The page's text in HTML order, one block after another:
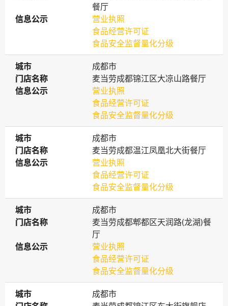
餐厅
信息公示
信息公示
营业执照
食品经营许可证
食品安全监督量化分级
城市
城市
成都市
门店名称
门店名称
麦当劳成都锦江区大凉山路餐厅
信息公示
信息公示
营业执照
食品经营许可证
食品安全监督量化分级
城市
城市
成都市
门店名称
门店名称
麦当劳成都温江凤凰北大街餐厅
信息公示
信息公示
营业执照
食品经营许可证
食品安全监督量化分级
城市
城市
成都市
门店名称
门店名称
麦当劳成都郫都区天润路(龙湖)餐
厅
信息公示
信息公示
营业执照
食品经营许可证
食品安全监督量化分级
城市
城市
成都市